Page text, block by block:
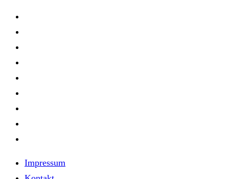
Impressum